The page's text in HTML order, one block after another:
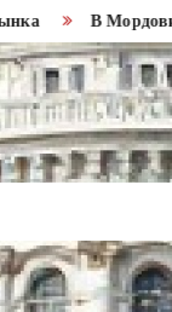
В Мордовии